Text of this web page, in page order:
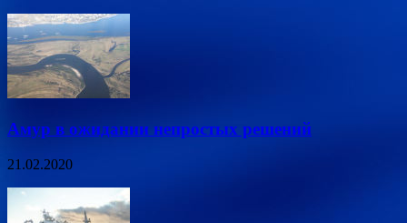
Амур в ожидании непростых решений
21.02.2020